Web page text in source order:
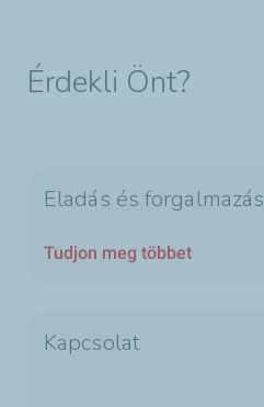
Érdekli Önt?
Eladás és forgalmazás
Tudjon meg többet
Kapcsolat